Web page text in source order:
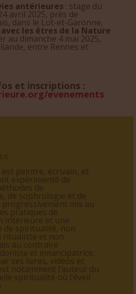
antérieures : stage du
avril 2025, près de
dans le Lot-et-Garonne.
les êtres de la Nature
au dimanche 4 mai 2025,
entre Rennes et
et inscriptions :
evenements
est peintre, écrivain, et
expérimenté de
de
de sophrologie et de
mis au
pratiques de
intérieure et une
de spiritualité, non
ritualiste et non
au contraire
et émancipatrice,
ses livres, vidéos et
notamment l’auteur du
spiritualité où l’éveil